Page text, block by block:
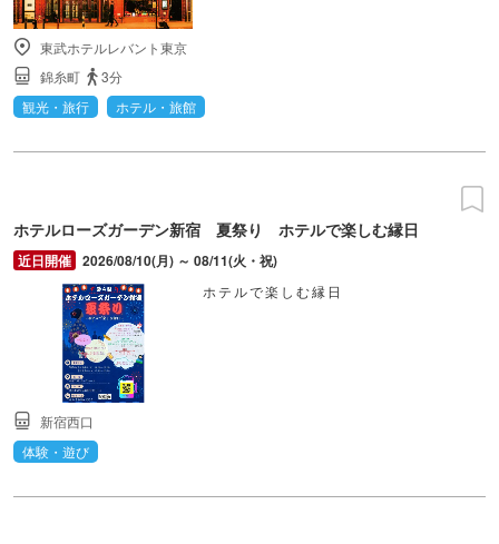
東武ホテルレバント東京
錦糸町
3分
観光・旅行
ホテル・旅館
ホテルローズガーデン新宿 夏祭り ホテルで楽しむ縁日
2026/08/10(月) ～ 08/11(火・祝)
ホテルで楽しむ縁日
新宿西口
体験・遊び